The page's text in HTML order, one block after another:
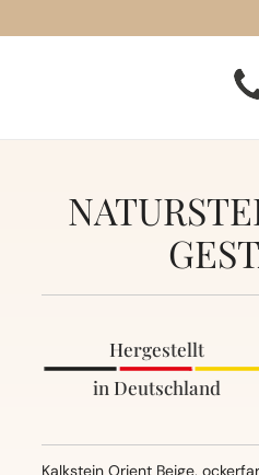
Hergestellt
in Deutschland
Kalkstein Orient Beige,